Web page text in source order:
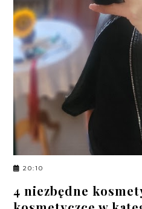
20:10
4 niezbędne